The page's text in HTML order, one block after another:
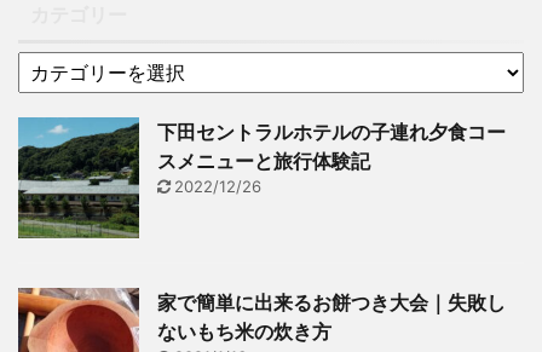
かかる火災保険が ...
想を書いていきたいと思
います。 マイホーム購入
前と購入後では本当に
色々と違っていました。
良いところもあれば悪い
ところもあります。机上
の計算と実際ではこんな
ほどです。こういうもの
かな、と考えていた部分
下田セントラルホテルの子連れ夕食コー
スメニューと旅行体験記
2022/12/26
家で簡単に出来るお餅つき大会｜失敗し
ないもち米の炊き方